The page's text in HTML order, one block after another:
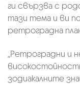
ги свързва с
тази тема и ви
ретроградна
„Ретроградни и
зодиакалните